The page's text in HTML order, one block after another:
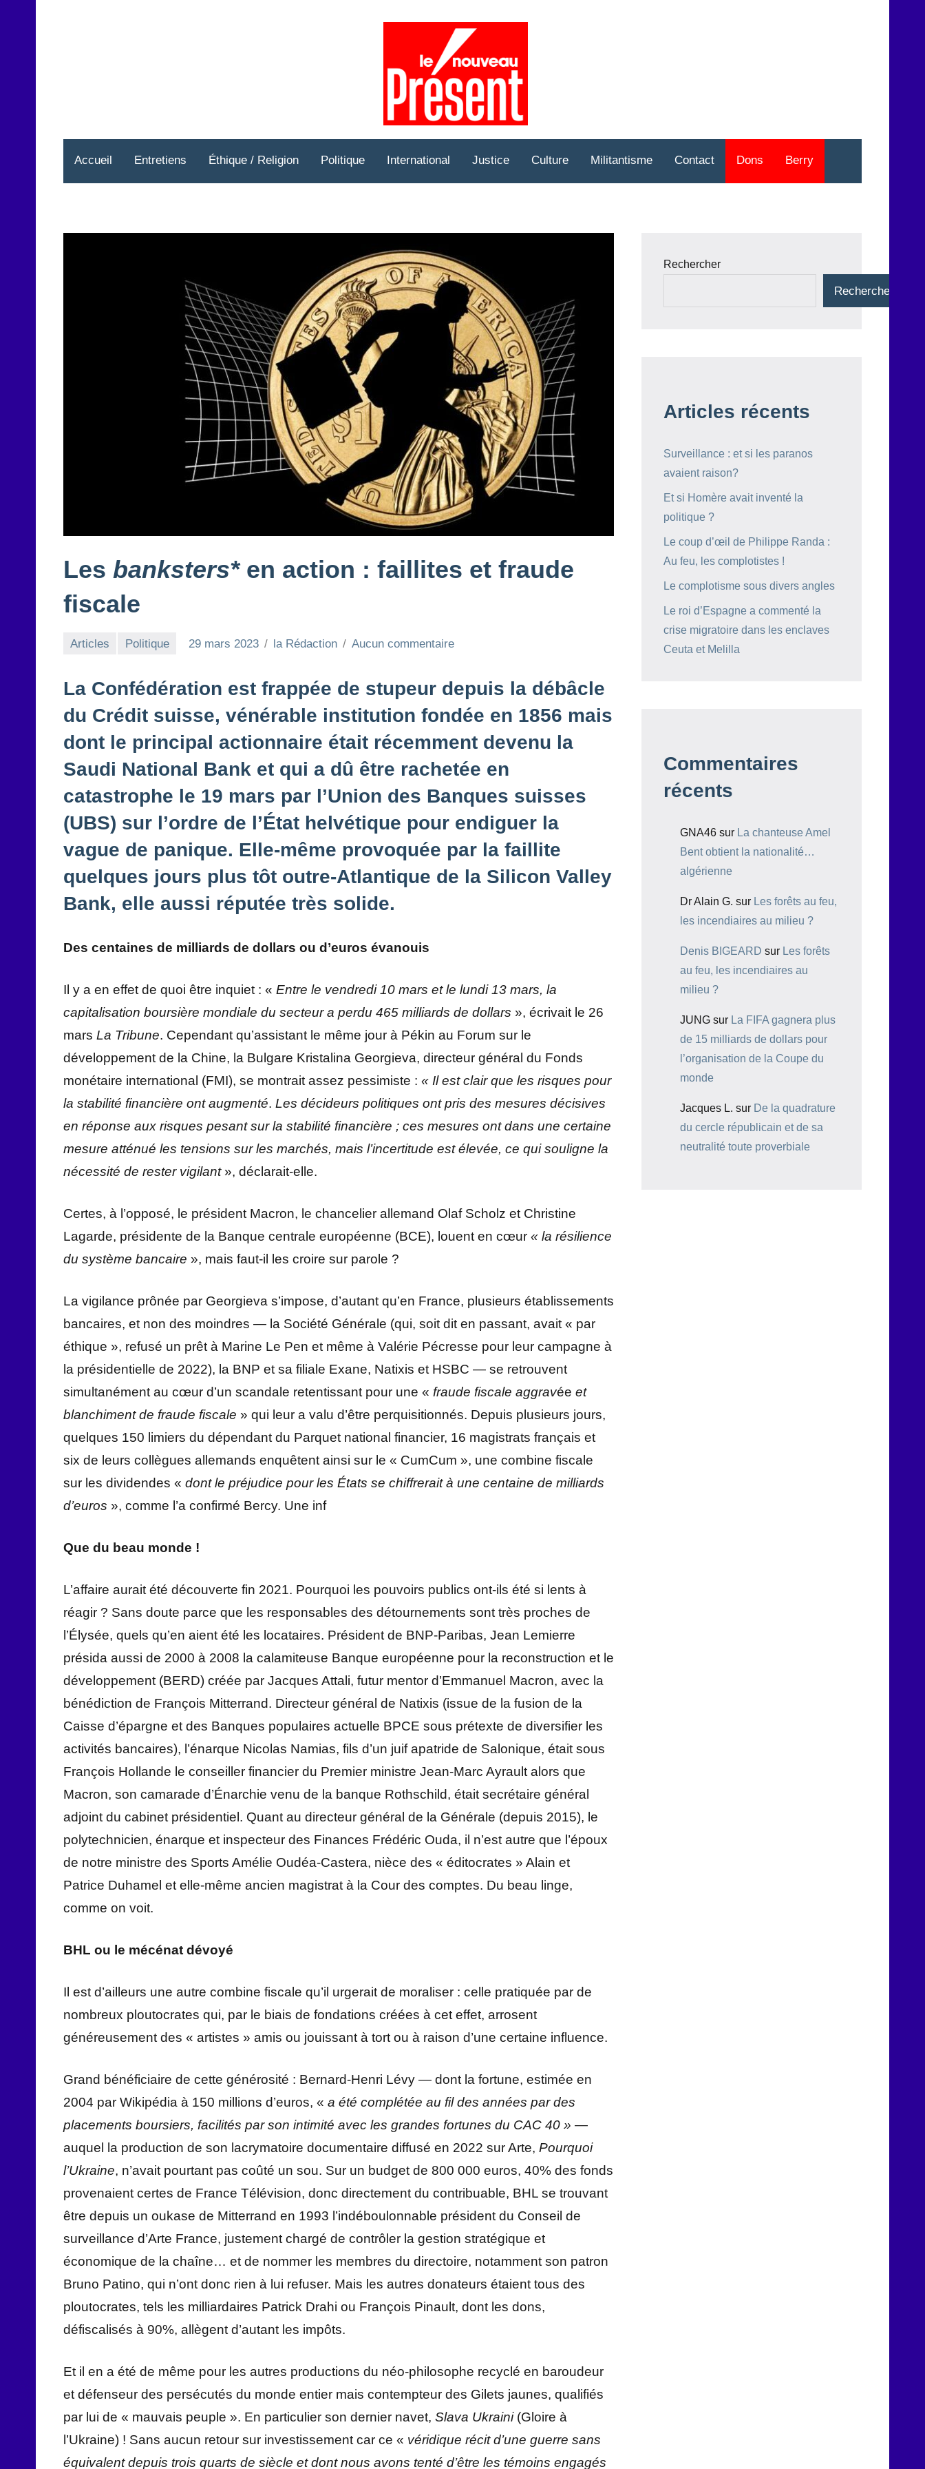
Accueil Entretiens Éthique / Religion Politique International Justice Culture Militantisme Contact Dons Berry
Les banksters*en action : faillites et fraude
fiscale
Articles Politique 29 mars 2023 la Rédaction Aucun commentaire
La Confédération est frappée de stupeur depuis la débâcle
du Crédit suisse, vénérable institution fondée en 1856 mais
dont le principal actionnaire était récemment devenu la
Saudi National Bank et qui a dû être rachetée en
catastrophe le 19 mars par l’Union des Banques suisses
(UBS) sur l’ordre de l’État helvétique pour endiguer la
vague de panique. Elle-même provoquée par la faillite
quelques jours plus tôt outre-Atlantique de la Silicon Valley
Bank, elle aussi réputée très solide.
Des centaines de milliards de dollars ou d’euros évanouis
Il y a en effet de quoi être inquiet : « Entre le vendredi 10 mars et le lundi 13 mars, la
capitalisation boursière mondiale du secteur a perdu 465 milliards de dollars », écrivait le 26
mars La Tribune. Cependant qu’assistant le même jour à Pékin au Forum sur le
développement de la Chine, la Bulgare Kristalina Georgieva, directeur général du Fonds
monétaire international (FMI), se montrait assez pessimiste : « Il est clair que les risques pour
la stabilité financière ont augmenté. Les décideurs politiques ont pris des mesures décisives
en réponse aux risques pesant sur la stabilité financière ; ces mesures ont dans une certaine
mesure atténué les tensions sur les marchés, mais l’incertitude est élevée, ce qui souligne la
nécessité de rester vigilant», déclarait-elle.
Certes, à l’opposé, le président Macron, le chancelier allemand Olaf Scholz et Christine
Lagarde, présidente de la Banque centrale européenne (BCE), louent en cœur « la résilience
du système bancaire », mais faut-il les croire sur parole ?
La vigilance prônée par Georgieva s’impose, d’autant qu’en France, plusieurs établissements
bancaires, et non des moindres — la Société Générale (qui, soit dit en passant, avait « par
éthique », refusé un prêt à Marine Le Pen et même à Valérie Pécresse pour leur campagne à
la présidentielle de 2022), la BNP et sa filiale Exane, Natixis et HSBC — se retrouvent
simultanément au cœur d’un scandale retentissant pour une « fraude fiscale aggravée et
blanchiment de fraude fiscale » qui leur a valu d’être perquisitionnés. Depuis plusieurs jours,
quelques 150 limiers du dépendant du Parquet national financier, 16 magistrats français et
six de leurs collègues allemands enquêtent ainsi sur le « CumCum », une combine fiscale
sur les dividendes « dont le préjudice pour les États se chiffrerait à une centaine de milliards
d’euros », comme l’a confirmé Bercy. Une inf
Que du beau monde !
L’affaire aurait été découverte fin 2021. Pourquoi les pouvoirs publics ont-ils été si lents à
réagir ? Sans doute parce que les responsables des détournements sont très proches de
l’Élysée, quels qu’en aient été les locataires. Président de BNP-Paribas, Jean Lemierre
présida aussi de 2000 à 2008 la calamiteuse Banque européenne pour la reconstruction et le
développement (BERD) créée par Jacques Attali, futur mentor d’Emmanuel Macron, avec la
bénédiction de François Mitterrand. Directeur général de Natixis (issue de la fusion de la
Caisse d’épargne et des Banques populaires actuelle BPCE sous prétexte de diversifier les
activités bancaires), l’énarque Nicolas Namias, fils d’un juif apatride de Salonique, était sous
François Hollande le conseiller financier du Premier ministre Jean-Marc Ayrault alors que
Macron, son camarade d’Énarchie venu de la banque Rothschild, était secrétaire général
adjoint du cabinet présidentiel. Quant au directeur général de la Générale (depuis 2015), le
polytechnicien, énarque et inspecteur des Finances Frédéric Ouda, il n’est autre que l’époux
de notre ministre des Sports Amélie Oudéa-Castera, nièce des « éditocrates » Alain et
Patrice Duhamel et elle-même ancien magistrat à la Cour des comptes. Du beau linge,
comme on voit.
BHL ou le mécénat dévoyé
Il est d’ailleurs une autre combine fiscale qu’il urgerait de moraliser : celle pratiquée par de
nombreux ploutocrates qui, par le biais de fondations créées à cet effet, arrosent
généreusement des « artistes » amis ou jouissant à tort ou à raison d’une certaine influence.
Grand bénéficiaire de cette générosité : Bernard-Henri Lévy — dont la fortune, estimée en
2004 par Wikipédia à 150 millions d’euros, « a été complétée au fil des années par des
placements boursiers, facilités par son intimité avec les grandes fortunes du CAC 40 » —
auquel la production de son lacrymatoire documentaire diffusé en 2022 sur Arte, Pourquoi
l’Ukraine, n’avait pourtant pas coûté un sou. Sur un budget de 800 000 euros, 40% des fonds
provenaient certes de France Télévision, donc directement du contribuable, BHL se trouvant
être depuis un oukase de Mitterrand en 1993 l’indéboulonnable président du Conseil de
surveillance d’Arte France, justement chargé de contrôler la gestion stratégique et
économique de la chaîne… et de nommer les membres du directoire, notamment son patron
Bruno Patino, qui n’ont donc rien à lui refuser. Mais les autres donateurs étaient tous des
ploutocrates, tels les milliardaires Patrick Drahi ou François Pinault, dont les dons,
défiscalisés à 90%, allègent d’autant les impôts.
Et il en a été de même pour les autres productions du néo-philosophe recyclé en baroudeur
et défenseur des persécutés du monde entier mais contempteur des Gilets jaunes, qualifiés
par lui de « mauvais peuple ». En particulier son dernier navet, Slava Ukraini (Gloire à
l’Ukraine) ! Sans aucun retour sur investissement car ce « véridique récit d’une guerre sans
équivalent depuis trois quarts de siècle et dont nous avons tenté d’être les témoins engagés
Rechercher
Rechercher
Articles récents
Surveillance : et si les paranos
avaient raison?
Et si Homère avait inventé la
politique ?
Le coup d’œil de Philippe Randa :
Au feu, les complotistes !
Le complotisme sous divers angles
Le roi d’Espagne a commenté la
crise migratoire dans les enclaves
Ceuta et Melilla
Commentaires
récents
GNA46 sur La chanteuse Amel
Bent obtient la nationalité…
algérienne
Dr Alain G. sur Les forêts au feu,
les incendiaires au milieu ?
Denis BIGEARD sur Les forêts
au feu, les incendiaires au
milieu ?
JUNG sur La FIFA gagnera plus
de 15 milliards de dollars pour
l’organisation de la Coupe du
monde
Jacques L. sur De la quadrature
du cercle républicain et de sa
neutralité toute proverbiale